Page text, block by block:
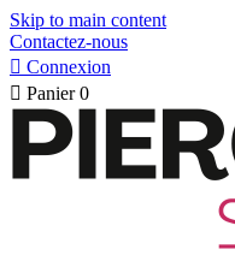
Skip to main content
Contactez-nous
 Connexion
 Panier 0